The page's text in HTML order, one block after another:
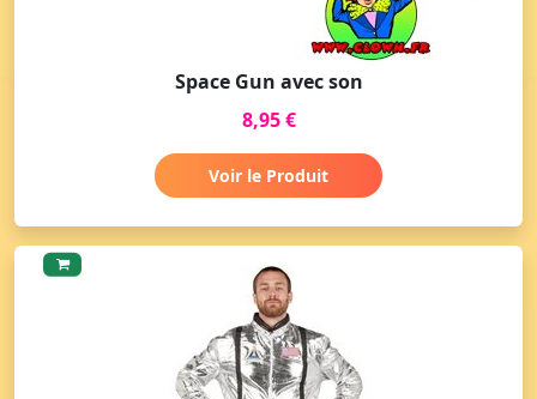
Space Gun avec son
8,95 €
Voir le Produit